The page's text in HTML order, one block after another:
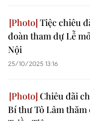
Tiệc chiêu
đoàn tham dự Lễ
Nội
25/10/2025 13:16
Chiêu đãi
Bí thư Tô Lâm